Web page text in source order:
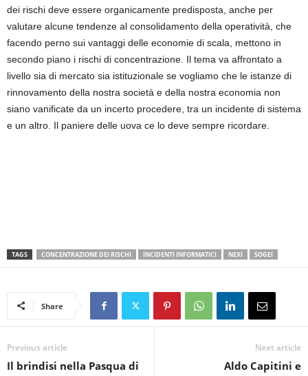
dei rischi deve essere organicamente predisposta, anche per
valutare alcune tendenze al consolidamento della operatività, che
facendo perno sui vantaggi delle economie di scala, mettono in
secondo piano i rischi di concentrazione. Il tema va affrontato a
livello sia di mercato sia istituzionale se vogliamo che le istanze di
rinnovamento della nostra società e della nostra economia non
siano vanificate da un incerto procedere, tra un incidente di sistema
e un altro. Il paniere delle uova ce lo deve sempre ricordare.
TAGS CONCENTRAZIONE DEI RISCHI INCIDENTI INFORMATICI NEXI SOGEI
Share
Previous article
Il brindisi nella Pasqua di
Next article
Aldo Capitini e